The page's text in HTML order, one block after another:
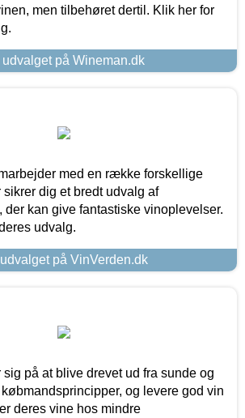
men tilbehøret dertil. Klik her for
udvalget på Wineman.dk
med en række forskellige
sikrer dig et bredt udvalg af
kan give fantastiske vinoplevelser.
udvalg.
på VinVerden.dk
på at blive drevet ud fra sunde og
og levere god vin
deres vine hos mindre